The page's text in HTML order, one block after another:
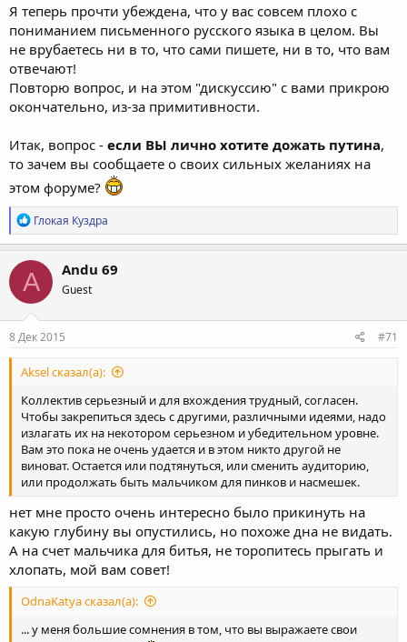
Я теперь прочти убеждена, что у вас совсем плохо с
пониманием письменного русского языка в целом. Вы
не врубаетесь ни в то, что сами пишете, ни в то, что вам
отвечают!
Повторю вопрос, и на этом "дискуссию" с вами прикрою
окончательно, из-за примитивности.
Итак, вопрос - если ВЫ лично хотите дожать путина,
то зачем вы сообщаете о своих сильных желаниях на
этом форуме?
Р
е
а
к
ц
и
и
:
Глокая Куздра
A Andu 69
Guest
8 Дек 2015 #71
Aksel сказал(а):
Коллектив серьезный и для вхождения трудный, согласен.
Чтобы закрепиться здесь с другими, различными идеями, надо
излагать их на некотором серьезном и убедительном уровне.
Вам это пока не очень удается и в этом никто другой не
виноват. Остается или подтянуться, или сменить аудиторию,
или продолжать быть мальчиком для пинков и насмешек.
нет мне просто очень интересно было прикинуть на
какую глубину вы опустились, но похоже дна не видать.
А на счет мальчика для битья, не торопитесь прыгать и
хлопать, мой вам совет!
OdnaKatya сказал(а):
... у меня большие сомнения в том, что вы выражаете свои